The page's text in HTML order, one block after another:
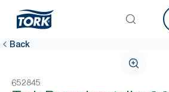
Back
652845